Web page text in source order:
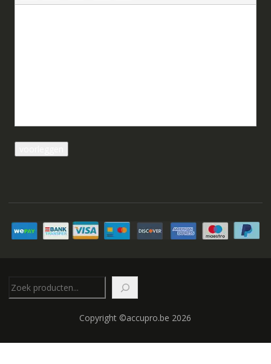
Copyright ©accupro.be 2026